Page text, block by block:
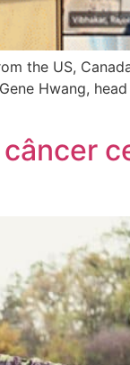
the US,
Hwang,